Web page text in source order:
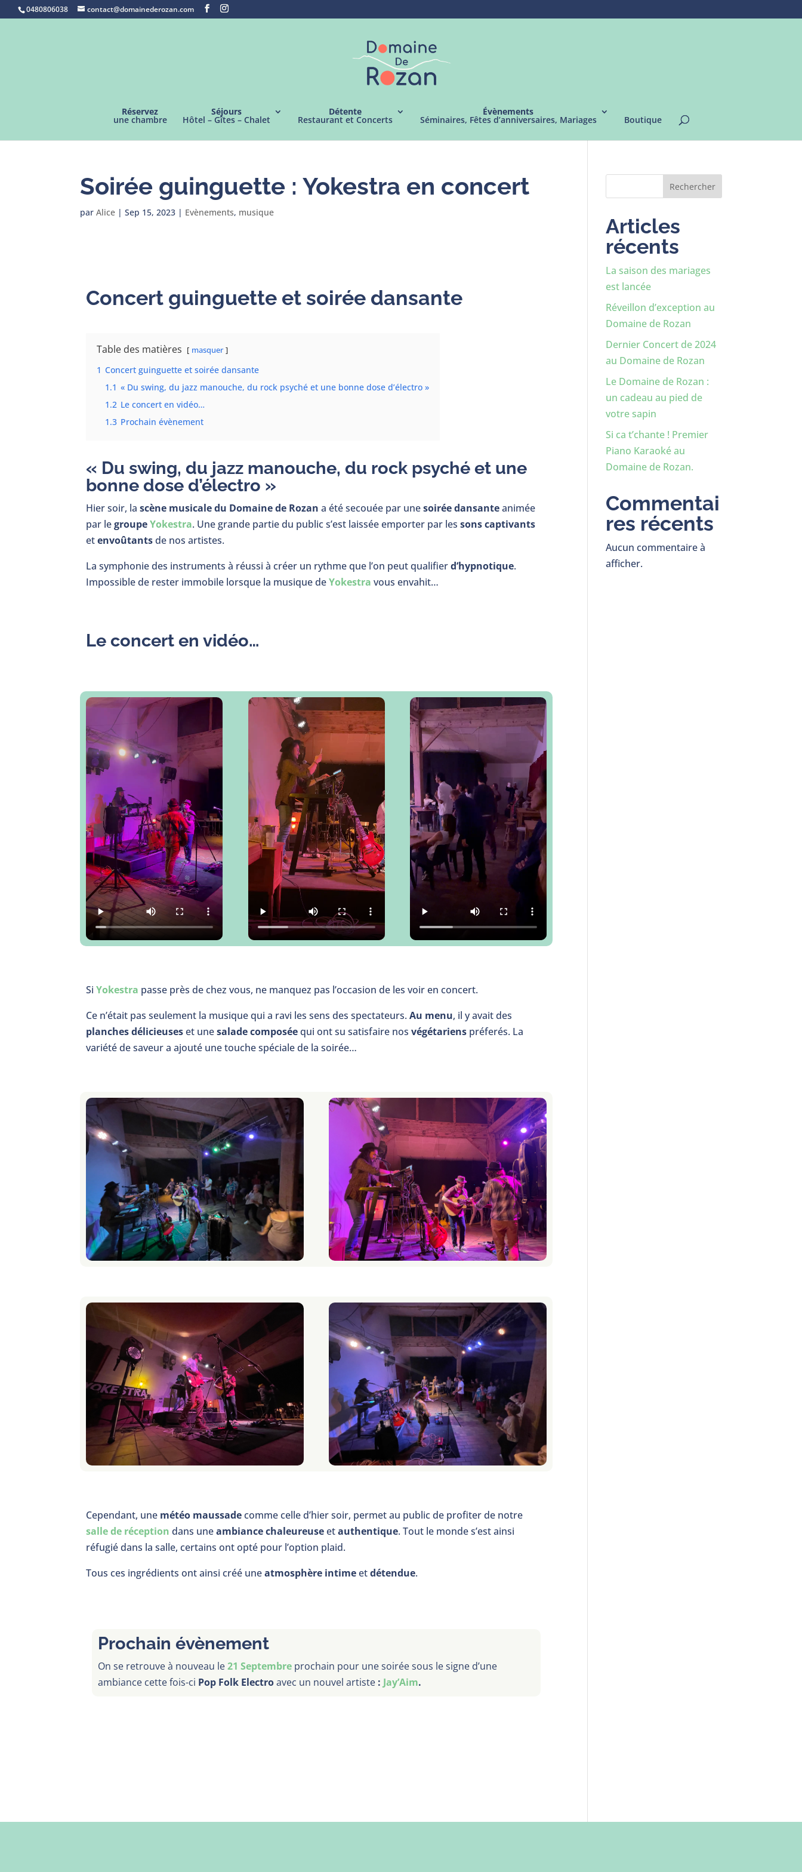
0480806038 contact@domainederozan.com
Réservez
une chambre
Séjours
Hôtel – Gîtes – Chalet
Détente
Restaurant et Concerts
Évènements
Séminaires, Fêtes d’anniversaires, Mariages Boutique
Soirée guinguette : Yokestra en concert
parAlice |Sep 15, 2023 | Evènements, musique
Concert guinguette et soirée dansante
Table des matières masquer
1 Concert guinguette et soirée dansante
1.1 « Du swing, du jazz manouche, du rock psyché et une bonne dose d’électro »
1.2 Le concert en vidéo…
1.3 Prochain évènement
« Du swing, du jazz manouche, du rock psyché et une
bonne dose d’électro »
Hier soir, lascène musicale du Domaine de Rozan a été secouée par unesoirée dansanteanimée
par legroupeYokestra. Une grande partie du public s’est laissée emporter par lessons captivants
etenvoûtantsde nos artistes.
La symphonie des instruments à réussi à créer un rythme que l’on peut qualifierd’hypnotique.
Impossible de rester immobile lorsque la musique deYokestra vous envahit…
Le concert en vidéo…
SiYokestra passe près de chez vous, ne manquez pas l’occasion de les voir en concert.
Ce n’était pas seulement la musique qui a ravi les sens des spectateurs.Au menu, il y avait des
planches délicieuseset unesalade composéequi ont su satisfaire nosvégétariens préferés. La
variété de saveur a ajouté une touche spéciale de la soirée…
Cependant, une météo maussadecomme celle d’hier soir, permet au public de profiter de notre
salle de réception dans uneambiance chaleureuseetauthentique. Tout le monde s’est ainsi
réfugié dans la salle, certains ont opté pour l’option plaid.
Tous ces ingrédients ont ainsi créé uneatmosphère intimeetdétendue.
Prochain évènement
On se retrouve à nouveau le21 Septembre prochain pour une soirée sous le signe d’une
ambiance cette fois-ci Pop Folk Electroavec un nouvel artiste : Jay’Aim.
Rechercher
Articles
récents
La saison des mariages
est lancée
Réveillon d’exception au
Domaine de Rozan
Dernier Concert de 2024
au Domaine de Rozan
Le Domaine de Rozan :
un cadeau au pied de
votre sapin
Si ca t’chante ! Premier
Piano Karaoké au
Domaine de Rozan.
Commentai
res récents
Aucun commentaire à
afficher.